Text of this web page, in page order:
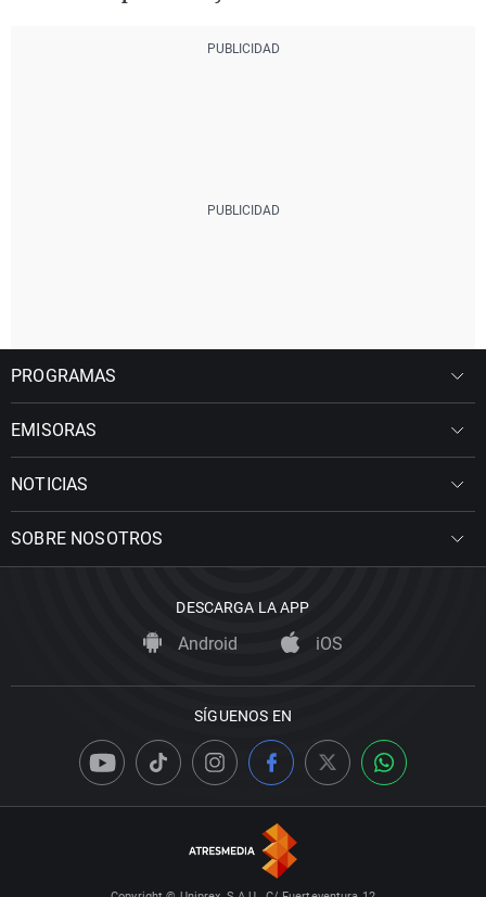
PROGRAMAS
EMISORAS
NOTICIAS
SOBRE NOSOTROS
DESCARGA LA APP
Android iOS
SÍGUENOS EN